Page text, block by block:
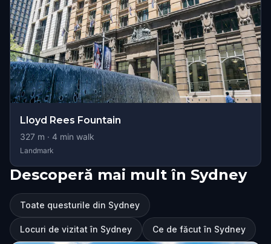
Lloyd Rees Fountain
327 m · 4 min walk
Landmark
Descoperă mai mult în Sydney
Toate questurile din Sydney
Locuri de vizitat în Sydney Ce de făcut în Sydney